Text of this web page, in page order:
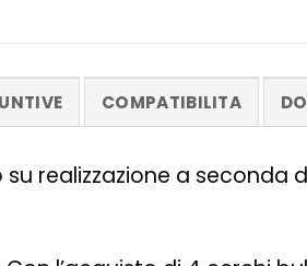
COMPATIBILITA
su realizzazione a